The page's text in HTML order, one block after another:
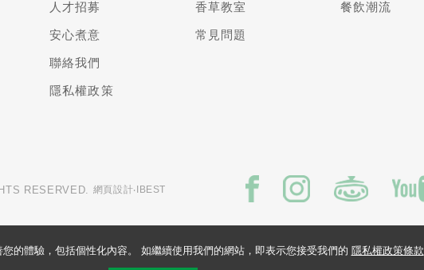
人才招募
安心煮意
聯絡我們
隱私權政策
香草教室
常見問題
餐飲潮流
RESERVED. 網頁設計‧IBEST
的體驗，包括個性化內容。 如繼續使用我們的網站，即表示您接受我們的 隱私權政策條款